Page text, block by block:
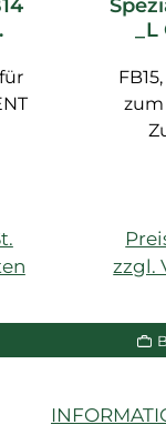
zzgl.